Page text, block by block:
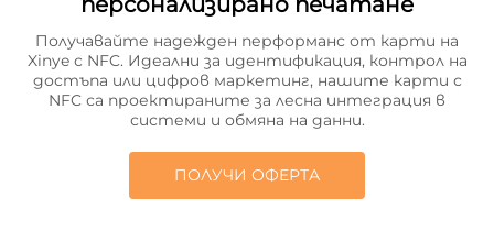
Получавайте надежден перформанс от карти на
Xinye с NFC. Идеални за идентификация, контрол на
достъпа или цифров маркетинг, нашите карти с
NFC са проектираните за лесна интеграция в
системи и обмяна на данни.
ПОЛУЧИ ОФЕРТА